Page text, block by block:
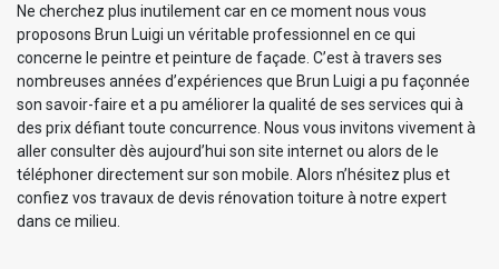
Ne cherchez plus inutilement car en ce moment nous vous
proposons Brun Luigi un véritable professionnel en ce qui
concerne le peintre et peinture de façade. C’est à travers ses
nombreuses années d’expériences que Brun Luigi a pu façonnée
son savoir-faire et a pu améliorer la qualité de ses services qui à
des prix défiant toute concurrence. Nous vous invitons vivement à
aller consulter dès aujourd’hui son site internet ou alors de le
téléphoner directement sur son mobile. Alors n’hésitez plus et
confiez vos travaux de devis rénovation toiture à notre expert
dans ce milieu.